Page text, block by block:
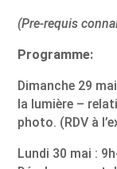
(Pre-requis
Programme:
Dimanche 29
la lumière –
photo. (RDV à
Lundi 30 mai :